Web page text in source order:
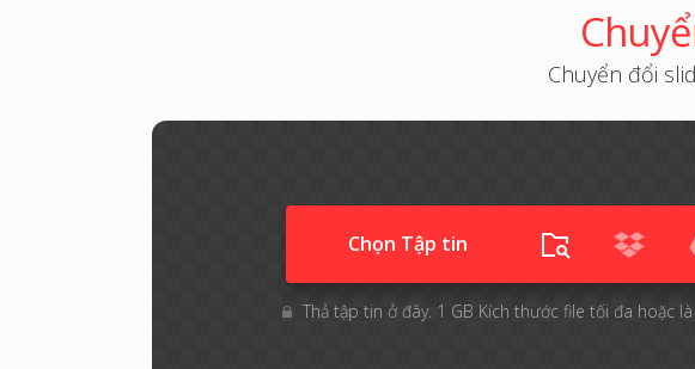
Chuyển đổi
Chọn Tập tin
Thả tập tin ở đây. 1 GB Kích thước file tối đa hoặc là